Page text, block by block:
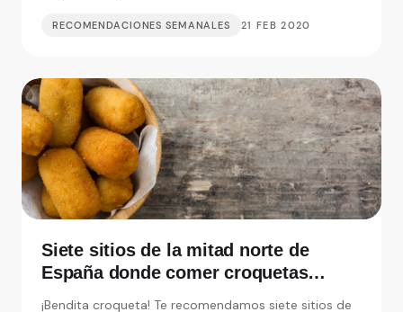
RECOMENDACIONES SEMANALES 21 FEB 2020
Siete sitios de la mitad norte de
España donde comer croquetas
¡Bendita croqueta! Te recomendamos siete sitios de